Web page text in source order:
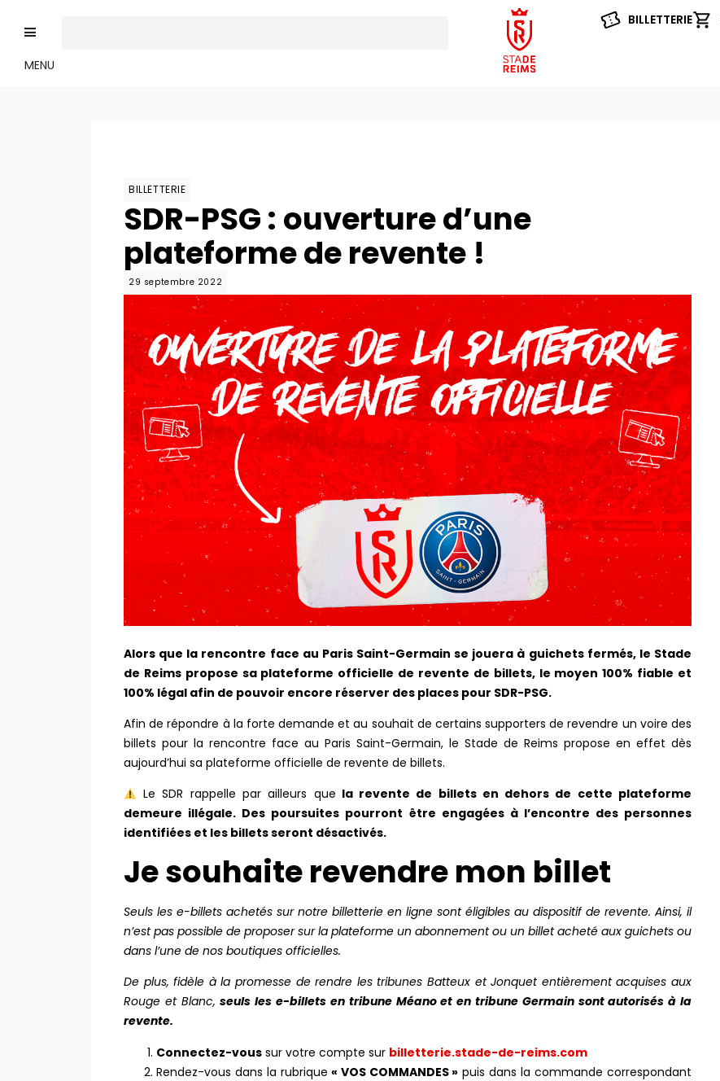
MENU
BILLETTERIE
BILLETTERIE
SDR-PSG : ouverture d’une
plateforme de revente !
29 septembre 2022
Alors que la rencontre face au Paris Saint-Germain se jouera à guichets fermés, le Stade
de Reims propose sa plateforme officielle de revente de billets, le moyen 100% fiable et
100% légal afin de pouvoir encore réserver des places pour SDR-PSG.
Afin de répondre à la forte demande et au souhait de certains supporters de revendre un voire des
billets pour la rencontre face au Paris Saint-Germain, le Stade de Reims propose en effet dès
aujourd’hui sa plateforme officielle de revente de billets.
Le SDR rappelle par ailleurs que la revente de billets en dehors de cette plateforme
demeure illégale. Des poursuites pourront être engagées à l’encontre des personnes
identifiées et les billets seront désactivés.
Je souhaite revendre mon billet
Seuls les e-billets achetés sur notre billetterie en ligne sont éligibles au dispositif de revente. Ainsi, il
n’est pas possible de proposer sur la plateforme un abonnement ou un billet acheté aux guichets ou
dans l’une de nos boutiques officielles.
De plus, fidèle à la promesse de rendre les tribunes Batteux et Jonquet entièrement acquises aux
Rouge et Blanc,seuls les e-billets en tribune Méano et en tribune Germain sont autorisés à la
revente.
Connectez-vous sur votre compte sur billetterie.stade-de-reims.com
Rendez-vous dans la rubrique « VOS COMMANDES » puis dans la commande correspondant